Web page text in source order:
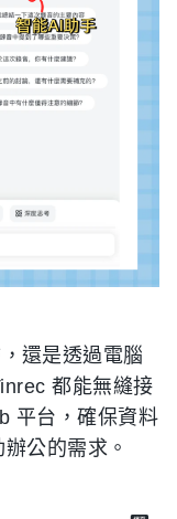
還是透過電腦
都能無縫接
平台，確保資料
公的需求。